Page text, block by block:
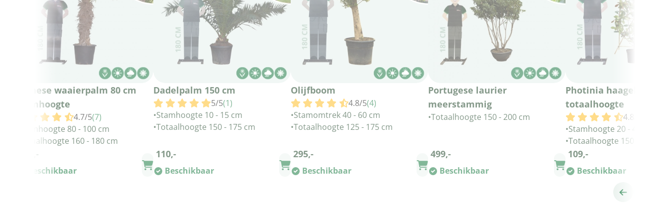
Chinese waaierpalm 80 cm
stamhoogte
4.7/5(7)
Stamhoogte 80 - 100 cm
Totaalhoogte 160 - 180 cm
265,-
Beschikbaar
Dadelpalm 150 cm
5/5(1)
•Stamhoogte 10 - 15 cm
•Totaalhoogte 150 - 175 cm
110,-
Beschikbaar
Olijfboom
4.8/5(4)
•Stamomtrek 40 - 60 cm
•Totaalhoogte 125 - 175 cm
295,-
Beschikbaar
Portugese laurier
meerstammig
•Totaalhoogte 150 - 200 cm
499,-
Beschikbaar
Photinia haagelement
totaalhoogte
4.8/5
•Stamhoogte 20 - 40 cm
•Totaalhoogte 150 cm
109,-
Beschikbaar